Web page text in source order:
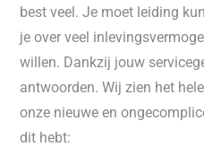
best veel. Je moet leiding
je over veel
willen. Dankzij jouw
antwoorden. Wij zien het
onze nieuwe en
dit hebt: